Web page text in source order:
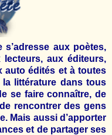
aux poètes,
aux éditeurs,
auto édités et à toutes
la littérature dans tous
se faire connaître, de
rencontrer des gens
Mais aussi d’apporter
et de partager ses